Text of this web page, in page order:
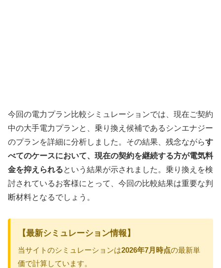
今回の電力プラン比較シミュレーションでは、現在ご契約
中の大手電力プランと、乗り換え候補であるシンエナジー
のプランを詳細に分析しました。その結果、残念ながらす
べてのケースにおいて、現在の契約を継続する方が電気料
金を抑えられるという結果が示されました。乗り換えを検
討されているお客様にとって、今回の比較結果は重要な判
断材料となるでしょう。
【最新シミュレーション情報】
当サイトのシミュレーションは2026年7月時点の最新単
価で計算しています。